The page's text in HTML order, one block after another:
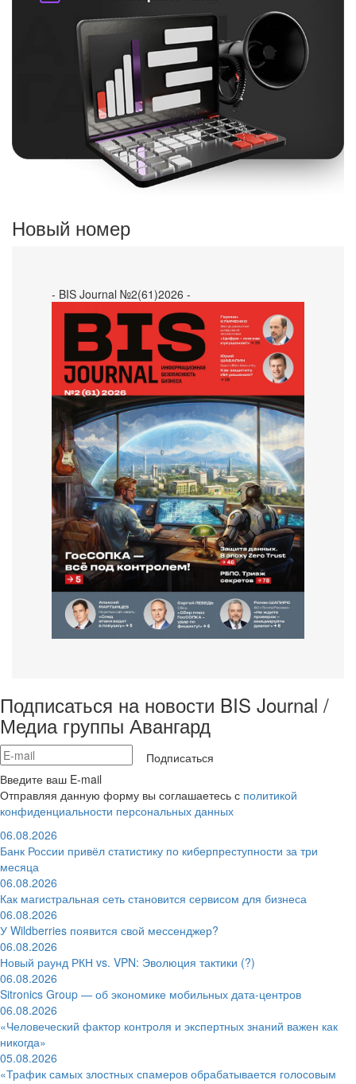
Новый номер
- BIS Journal №2(61)2026 -
Подписаться на новости BIS Journal /
Медиа группы Авангард
Подписаться
Введите ваш E-mail
Отправляя данную форму вы соглашаетесь с политикой
конфиденциальности персональных данных
06.08.2026
Банк России привёл статистику по киберпреступности за три
месяца
06.08.2026
Как магистральная сеть становится сервисом для бизнеса
06.08.2026
У Wildberries появится свой мессенджер?
06.08.2026
Новый раунд РКН vs. VPN: Эволюция тактики (?)
06.08.2026
Sitronics Group — об экономике мобильных дата-центров
06.08.2026
«Человеческий фактор контроля и экспертных знаний важен как
никогда»
05.08.2026
«Трафик самых злостных спамеров обрабатывается голосовым